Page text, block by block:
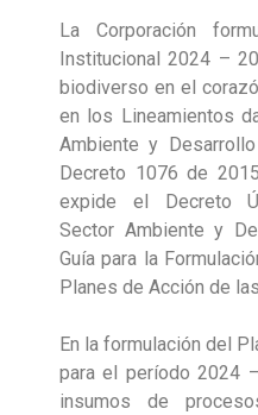
La Corporación
Institucional 2024 –
biodiverso en el
en los Lineamientos
Ambiente y
Decreto 1076 de
expide el Decreto
Sector Ambiente y
Guía para la
Planes de Acción de las
En la formulación del
para el período 2024
insumos de